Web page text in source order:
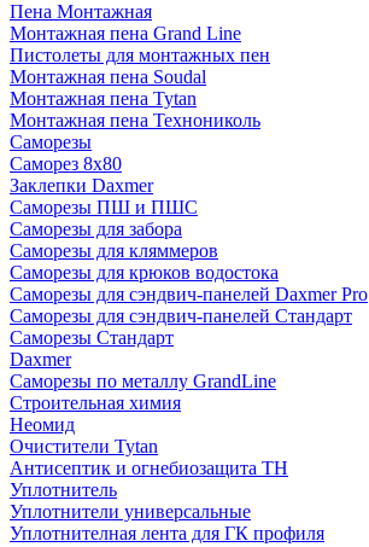
Пена Монтажнaя
Монтажная пена Grand Linе
Пистолеты для монтажных пен
Монтажная пена Soudal
Монтажная пена Tytan
Монтажная пена Технониколь
Саморезы
Саморез 8х80
Заклепки Daxmer
Саморезы ПШ и ПШС
Саморезы для забора
Саморезы для кляммеров
Саморезы для крюков водостока
Саморезы для сэндвич-панелей Daxmer Pro
Саморезы для сэндвич-панелей Стандарт
Саморезы Стандарт
Daxmer
Саморезы по металлу GrandLine
Строительная химия
Неомид
Очистители Tytan
Антисептик и огнебиозащита ТН
Уплотнитель
Уплотнители универсальные
Уплотнителная лента для ГК профиля